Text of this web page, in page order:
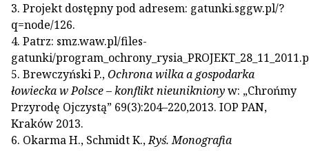
3. Projekt dostępny pod adresem: gatunki.sggw.pl/?
q=node/126.
4. Patrz: smz.waw.pl/files-
gatunki/
5. Brewczyński P.,Ochrona wilka a gospodarka
łowiecka w Polsce – konflikt nieuniknionyw: „Chrońmy
Przyrodę Ojczystą” 69(3):204–220,2013. IOP PAN,
Kraków 2013.
6. Okarma H., Schmidt K.,Ryś. Monografia